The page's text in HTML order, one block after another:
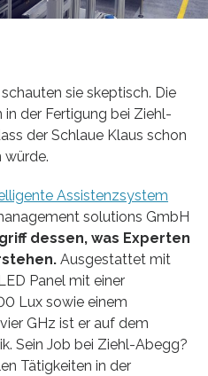
sie skeptisch. Die
der Fertigung bei Ziehl-
der Schlaue Klaus schon
würde.
Assistenzsystem
solutions GmbH
dessen, was Experten
Ausgestattet mit
Panel mit einer
Lux sowie einem
GHz ist er auf dem
Sein Job bei Ziehl-Abegg?
Tätigkeiten in der